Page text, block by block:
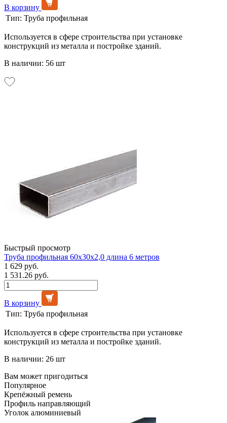
В корзину
Тип: Труба профильная
Используется в сфере строительства при установке
конструкций из металла и постройке зданий.
В наличии: 56 шт
Быстрый просмотр
Труба профильная 60х30х2,0 длина 6 метров
1 629 руб.
1 531.26 руб.
В корзину
Тип: Труба профильная
Используется в сфере строительства при установке
конструкций из металла и постройке зданий.
В наличии: 26 шт
Вам может пригодиться
Популярное
Крепёжный ремень
Профиль направляющий
Уголок алюминиевый